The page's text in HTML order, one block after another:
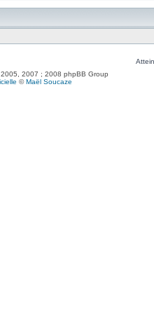
2007 ; 2008 phpBB Group
©Maël Soucaze